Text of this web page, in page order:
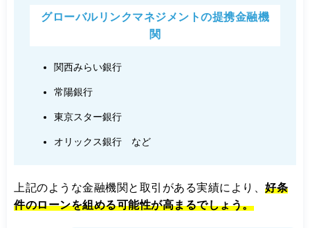
グローバルリンクマネジメントの提携金融機
関
関西みらい銀行
常陽銀行
東京スター銀行
オリックス銀行 など
上記のような金融機関と取引がある実績により、 好条
件のローンを組める可能性が高まるでしょう。